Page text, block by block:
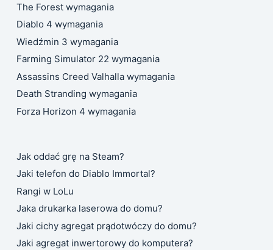
The Forest wymagania
Diablo 4 wymagania
Wiedźmin 3 wymagania
Farming Simulator 22 wymagania
Assassins Creed Valhalla wymagania
Death Stranding wymagania
Forza Horizon 4 wymagania
Jak oddać grę na Steam?
Jaki telefon do Diablo Immortal?
Rangi w LoLu
Jaka drukarka laserowa do domu?
Jaki cichy agregat prądotwóczy do domu?
Jaki agregat inwertorowy do komputera?